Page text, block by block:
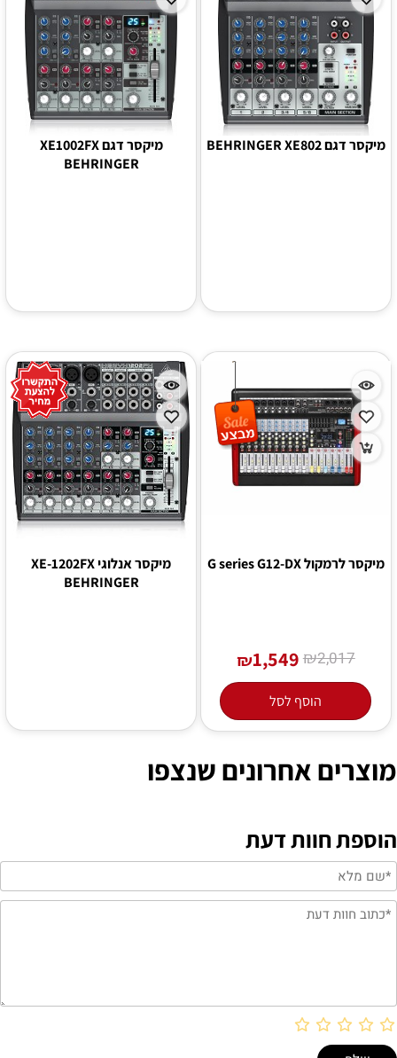
מיקסר דגם BEHRINGER XE802
מיקסר דגם XE1002FX
BEHRINGER
מיקסר לרמקול G series G12-DX
₪2,017
₪1,549
הוסף לסל
מיקסר אנלוגי XE-1202FX
BEHRINGER
מוצרים אחרונים שנצפו
הוספת חוות דעת